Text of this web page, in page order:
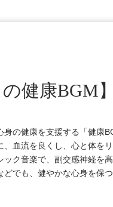
の健康BGM
身の健康を支援する「健康
、血流を良くし、心と体を
ック音楽で、副交感神経を
どでも、健やかな心身を保